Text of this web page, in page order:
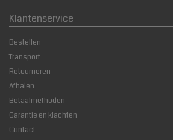
Klantenservice
Bestellen
Transport
Retourneren
Afhalen
Betaalmethoden
Garantie en klachten
Contact